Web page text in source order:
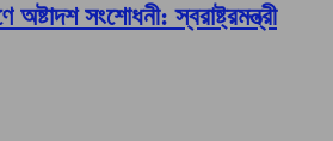
সংশোধনী: স্বরাষ্ট্রমন্ত্রী